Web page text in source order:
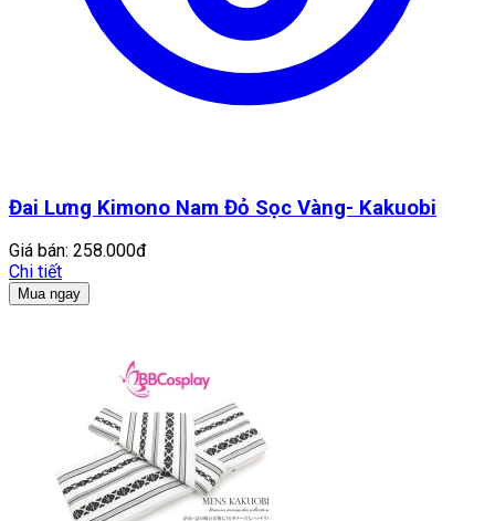
Đai Lưng Kimono Nam Đỏ Sọc Vàng- Kakuobi
Giá bán: 258.000đ
Chi tiết
Mua ngay